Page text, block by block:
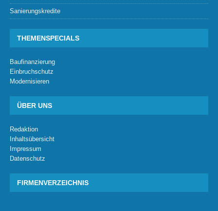
Sanierungskredite
THEMENSPECIALS
Baufinanzierung
Einbruchschutz
Modernisieren
ÜBER UNS
Redaktion
Inhaltsübersicht
Impressum
Datenschutz
FIRMENVERZEICHNIS